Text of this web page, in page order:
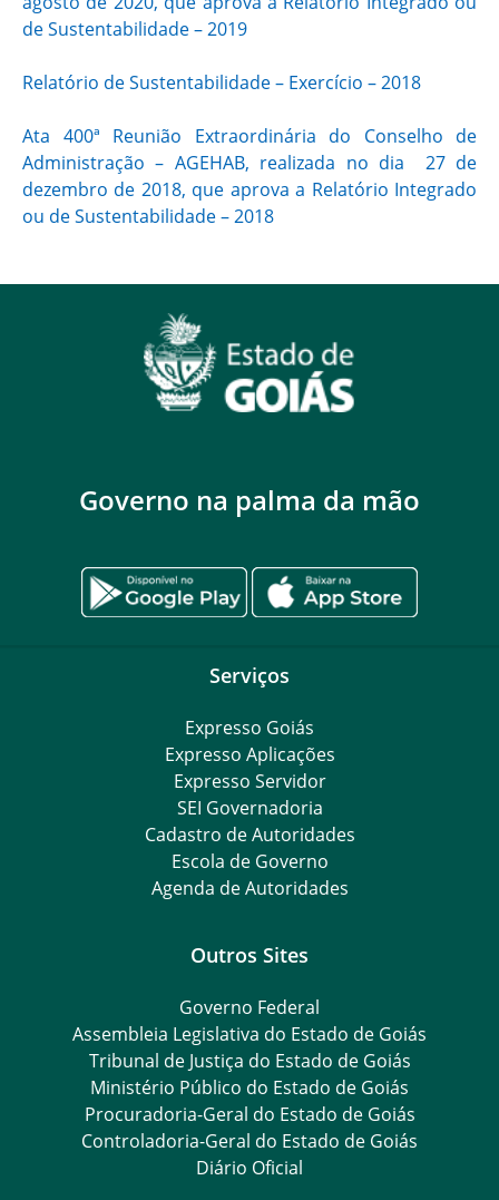
de Sustentabilidade – 2019
Relatório de Sustentabilidade – Exercício – 2018
Ata 400ª Reunião Extraordinária do Conselho de
Administração – AGEHAB, realizada no dia 27 de
dezembro de 2018, que aprova a Relatório Integrado
ou de Sustentabilidade – 2018
Governo na palma da mão
Serviços
Expresso Goiás
Expresso Aplicações
Expresso Servidor
SEI Governadoria
Cadastro de Autoridades
Escola de Governo
Agenda de Autoridades
Outros Sites
Governo Federal
Assembleia Legislativa do Estado de Goiás
Tribunal de Justiça do Estado de Goiás
Ministério Público do Estado de Goiás
Procuradoria-Geral do Estado de Goiás
Controladoria-Geral do Estado de Goiás
Diário Oficial